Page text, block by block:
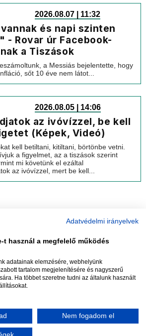
2026.08.07 | 11:32
és napi szinten
- Rovar úr Facebook-
a Tiszások
a Messiás bejelentette, hogy
sőt 10 éve nem látot...
2026.08.05 | 14:06
az ivóvízzel, be kell
(Képek, Videó)
kell betiltani, kitiltani, börtönbe vetni.
a figyelmet, az a tiszások szerint
mi követünk el ezáltal
az ivóvízzel, mert be kell...
szerk@vadhajtasok.hu
moderator@vadhajtasok.hu
ImpresszumSzerzői jogok
Vadhajtások.hu
Adatvédelmi irányelvek
használ a megfelelő működés
adatainak elemzésére, webhelyünk
tartalom megjelenítésére és nagyszerű
Ha többet szeretne tudni az általunk használt
Nem fogadom el